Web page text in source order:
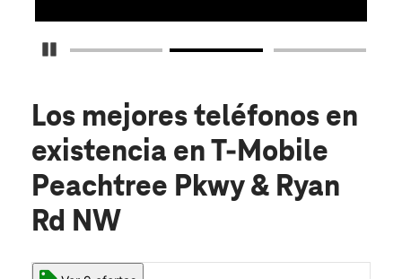
Detener carrusel
Los mejores teléfonos en
existencia en T-Mobile
Peachtree Pkwy & Ryan
Rd NW